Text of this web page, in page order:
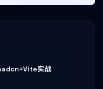
实战